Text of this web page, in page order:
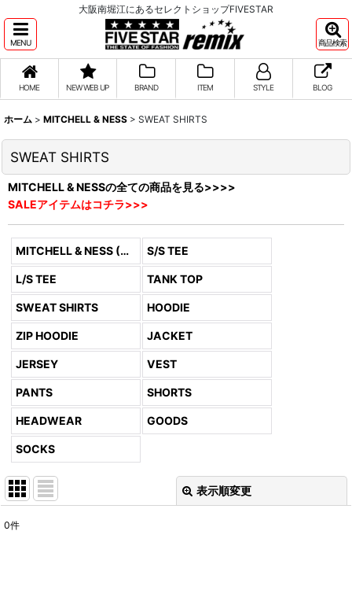
大阪南堀江にあるセレクトショップFIVESTAR
MENU 商品検索
HOME NEW WEB UP BRAND ITEM STYLE BLOG
ホーム > MITCHELL & NESS > SWEAT SHIRTS
SWEAT SHIRTS
MITCHELL & NESSの全ての商品を見る>>>>
SALEアイテムはコチラ>>>
MITCHELL & NESS (全商品) S/S TEE
L/S TEE TANK TOP
SWEAT SHIRTS HOODIE
ZIP HOODIE JACKET
JERSEY VEST
PANTS SHORTS
HEADWEAR GOODS
SOCKS
表示順変更
0件